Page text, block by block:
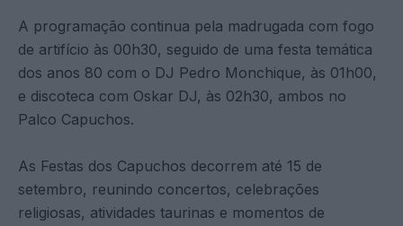
A programação continua pela madrugada com fogo
de artifício às 00h30, seguido de uma festa temática
dos anos 80 com o DJ Pedro Monchique, às 01h00,
e discoteca com Oskar DJ, às 02h30, ambos no
Palco Capuchos.
As Festas dos Capuchos decorrem até 15 de
setembro, reunindo concertos, celebrações
religiosas, atividades taurinas e momentos de